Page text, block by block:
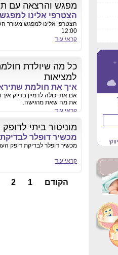
מפגש והרצאה עם
הצטרפי אלינו
12:00
קראי עוד
כל מה שיולדת
למציאות
איך את חולמת
אם את יכולה לדמיין בדיוק
את מה שאת מרגישה.
קראי עוד
מוניטור ביתי
מכשיר דופלר
מכשיר דופלר לבדיקת דופק
קראי עוד
הקודם 1
2